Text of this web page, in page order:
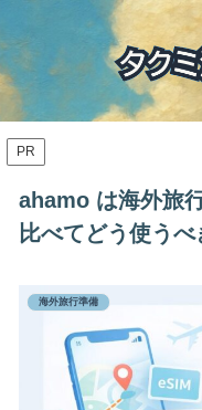
PR
ahamo は海外旅
比べてどう使うべ
海外旅行準備